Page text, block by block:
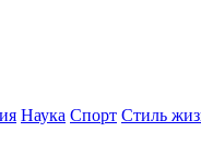
Наука Спорт Стиль